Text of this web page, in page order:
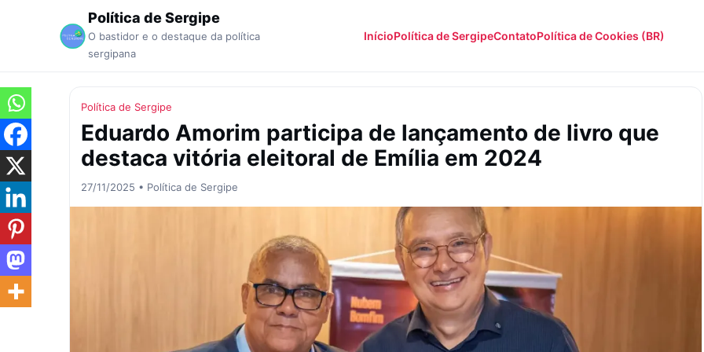
Política de Sergipe
O bastidor e o destaque da política
sergipana
InícioPolítica de SergipeContatoPolítica de Cookies (BR)
Política de Sergipe
Eduardo Amorim participa de lançamento de livro que
destaca vitória eleitoral de Emília em 2024
27/11/2025 • Política de Sergipe